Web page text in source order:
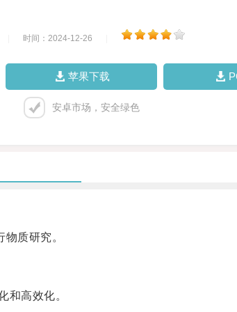
时间：2024-12-26
苹果下载
安卓市场，安全绿色
质研究。
高效化。